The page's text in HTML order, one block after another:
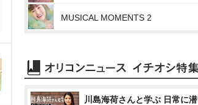
MUSICAL MOMENTS 2
川島海荷さんと学ぶ 日常に潜